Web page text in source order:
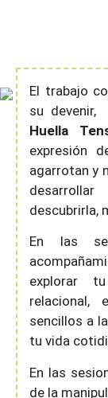
El trabajo
su devenir,
Huella
expresión
agarrotan y
descubrirla,
En las
explorar
relacional,
sencillos a
tu vida
En las
de la